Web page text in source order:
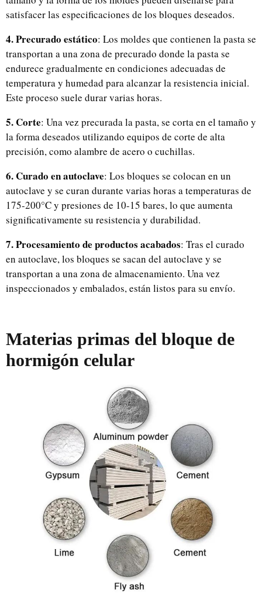
satisfacer las especificaciones de los bloques deseados.
4. Precurado estático: Los moldes que contienen la pasta se
transportan a una zona de precurado donde la pasta se
endurece gradualmente en condiciones adecuadas de
temperatura y humedad para alcanzar la resistencia inicial.
Este proceso suele durar varias horas.
5. Corte: Una vez precurada la pasta, se corta en el tamaño y
la forma deseados utilizando equipos de corte de alta
precisión, como alambre de acero o cuchillas.
6. Curado en autoclave: Los bloques se colocan en un
autoclave y se curan durante varias horas a temperaturas de
175-200°C y presiones de 10-15 bares, lo que aumenta
significativamente su resistencia y durabilidad.
7. Procesamiento de productos acabados: Tras el curado
en autoclave, los bloques se sacan del autoclave y se
transportan a una zona de almacenamiento. Una vez
inspeccionados y embalados, están listos para su envío.
Materias primas del bloque de
hormigón celular